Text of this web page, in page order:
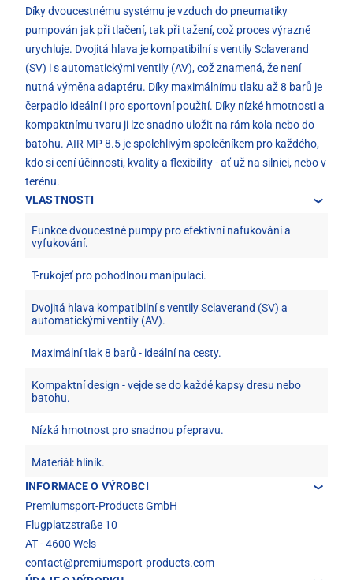
Díky dvoucestnému systému je vzduch do pneumatiky
pumpován jak při tlačení, tak při tažení, což proces výrazně
urychluje. Dvojitá hlava je kompatibilní s ventily Sclaverand
(SV) i s automatickými ventily (AV), což znamená, že není
nutná výměna adaptéru. Díky maximálnímu tlaku až 8 barů je
čerpadlo ideální i pro sportovní použití. Díky nízké hmotnosti a
kompaktnímu tvaru ji lze snadno uložit na rám kola nebo do
batohu. AIR MP 8.5 je spolehlivým společníkem pro každého,
kdo si cení účinnosti, kvality a flexibility - ať už na silnici, nebo v
terénu.
VLASTNOSTI
Funkce dvoucestné pumpy pro efektivní nafukování a
vyfukování.
T-rukojeť pro pohodlnou manipulaci.
Dvojitá hlava kompatibilní s ventily Sclaverand (SV) a
automatickými ventily (AV).
Maximální tlak 8 barů - ideální na cesty.
Kompaktní design - vejde se do každé kapsy dresu nebo
batohu.
Nízká hmotnost pro snadnou přepravu.
Materiál: hliník.
INFORMACE O VÝROBCI
Premiumsport-Products GmbH
Flugplatzstraße 10
AT - 4600 Wels
contact@premiumsport-products.com